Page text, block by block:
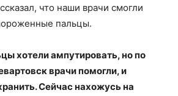
что наши врачи смогли
пальцы.
хотели ампутировать, но по
врачи помогли, и
Сейчас нахожусь на